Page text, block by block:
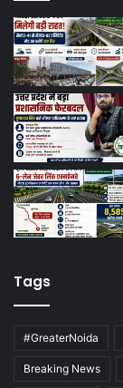
Tags
#GreaterNoida
Breaking News